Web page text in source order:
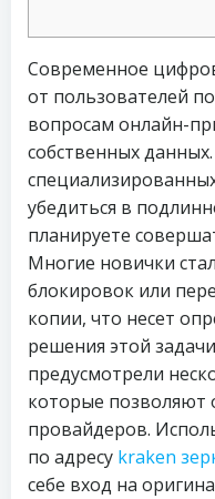
Современное
от пользователей
вопросам онлайн-
собственных
убедиться в
планируете
Многие новички
блокировок или
копии, что несет
решения этой
предусмотрели
которые позволяют
провайдеров.
по адресу kraken
себе вход на